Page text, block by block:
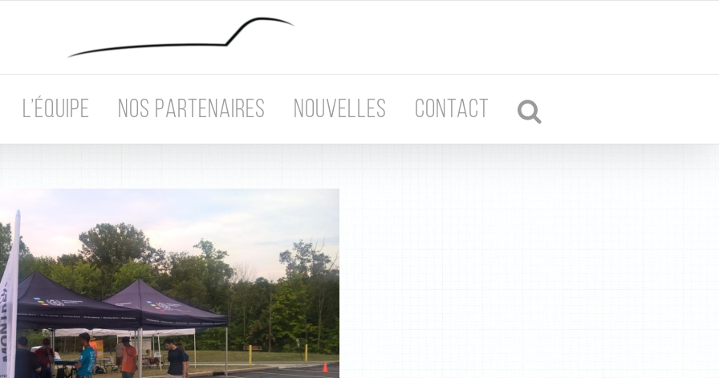
L’ÉQUIPE NOS PARTENAIRES NOUVELLES CONTACT